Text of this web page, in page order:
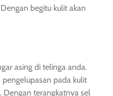
begitu kulit akan
asing di telinga anda.
pada kulit
Dengan terangkatnya sel